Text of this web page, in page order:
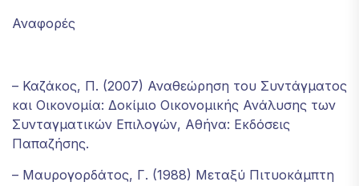
Αναφορές
– Καζάκος, Π. (2007) Αναθεώρηση του Συντάγματος
και Οικονομία: Δοκίμιο Οικονομικής Ανάλυσης των
Συνταγματικών Επιλογών, Αθήνα: Εκδόσεις
Παπαζήσης.
– Μαυρογορδάτος, Γ. (1988) Μεταξύ Πιτυοκάμπτη